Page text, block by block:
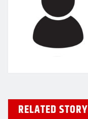
RELATED STORY